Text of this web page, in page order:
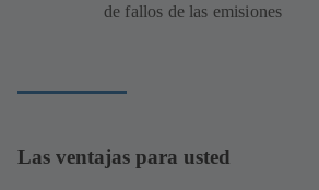
de fallos de las emisiones
Las ventajas para usted